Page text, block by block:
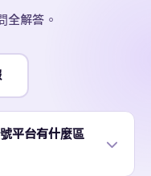
全解答。
平台有什麼區